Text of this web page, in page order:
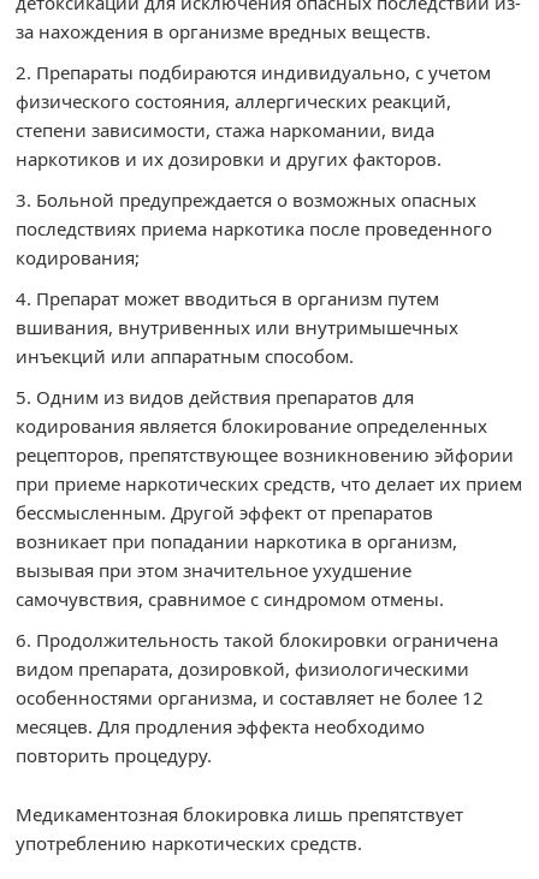
за нахождения в организме вредных веществ.
Препараты подбираются индивидуально, с учетом
физического состояния, аллергических реакций,
степени зависимости, стажа наркомании, вида
наркотиков и их дозировки и других факторов.
Больной предупреждается о возможных опасных
последствиях приема наркотика после проведенного
кодирования;
Препарат может вводиться в организм путем
вшивания, внутривенных или внутримышечных
инъекций или аппаратным способом.
Одним из видов действия препаратов для
кодирования является блокирование определенных
рецепторов, препятствующее возникновению эйфории
при приеме наркотических средств, что делает их прием
бессмысленным. Другой эффект от препаратов
возникает при попадании наркотика в организм,
вызывая при этом значительное ухудшение
самочувствия, сравнимое с синдромом отмены.
Продолжительность такой блокировки ограничена
видом препарата, дозировкой, физиологическими
особенностями организма, и составляет не более 12
месяцев. Для продления эффекта необходимо
повторить процедуру.
Медикаментозная блокировка лишь препятствует
употреблению наркотических средств.